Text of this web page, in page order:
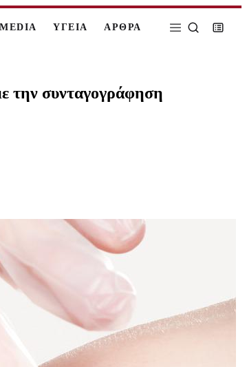
MEDIA ΥΓΕΙΑ ΑΡΘΡΑ
την συνταγογράφηση